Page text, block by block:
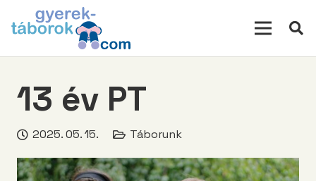
13 év PT
2025. 05. 15. Táborunk